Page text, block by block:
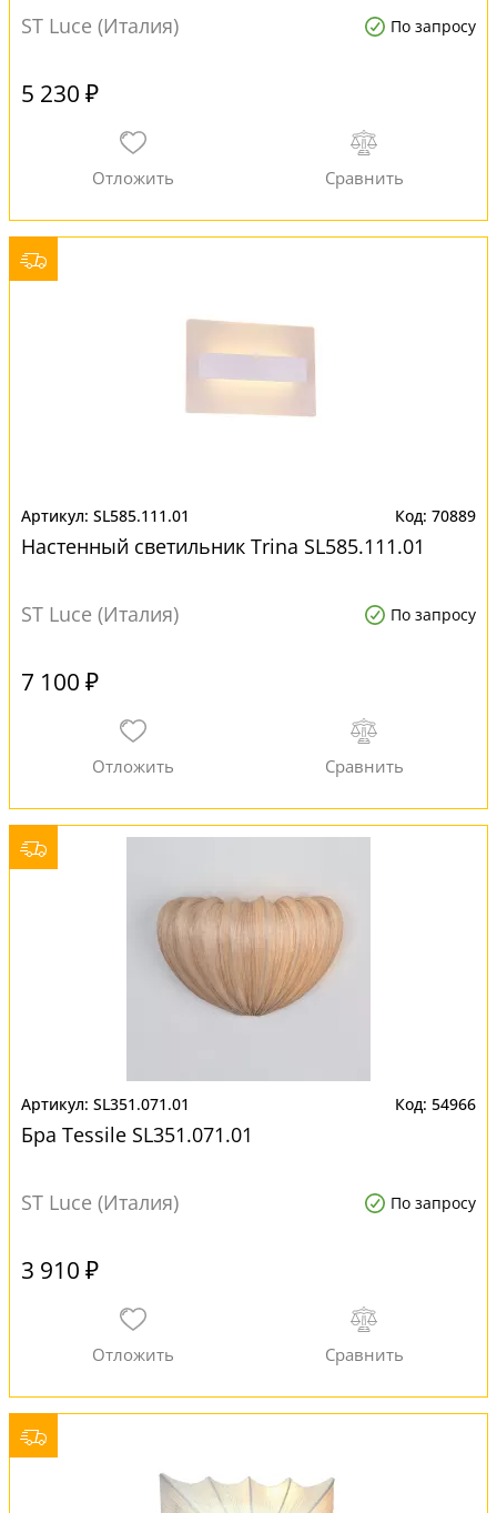
ST Luce (Италия) По запросу
5 230 ₽
SL585.111.01 70889
Настенный светильник Trina SL585.111.01
ST Luce (Италия) По запросу
7 100 ₽
SL351.071.01 54966
Бра Tessile SL351.071.01
ST Luce (Италия) По запросу
3 910 ₽